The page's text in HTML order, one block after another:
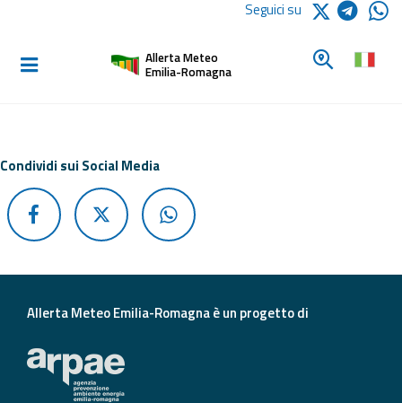
Informati e
Allerte E
Bollettini
Allerte e
Bollettini
Allerte e
Bollettini
Monitoraggio
Seguici su
Allerta Meteo
Emilia-Romagna
Cerca un
Condividi sui Social Media
Allerta Meteo Emilia-Romagna è un progetto di